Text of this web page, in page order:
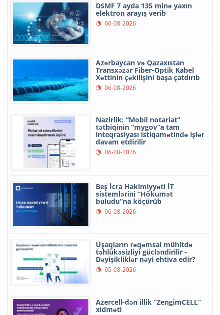
DSMF 7 ayda 135 minə yaxın
elektron arayış verib
06-08-2026
Azərbaycan və Qazaxıstan
Transxəzər Fiber-Optik Kabel
Xəttinin çəkilişini başa çatdırıb
06-08-2026
Nazirlik: “Mobil notariat”
tətbiqinin “mygov”a tam
inteqrasiyası istiqamətində işlər
davam etdirilir
06-08-2026
Beş İcra Hakimiyyəti İT
sistemlərini “Hökumət
buludu”na köçürüb
06-08-2026
Uşaqların rəqəmsal mühitdə
təhlükəsizliyi gücləndirilir -
Dəyişikliklər nəyi ehtiva edir?
05-08-2026
Azercell-dən illik “ZengimCELL”
xidməti